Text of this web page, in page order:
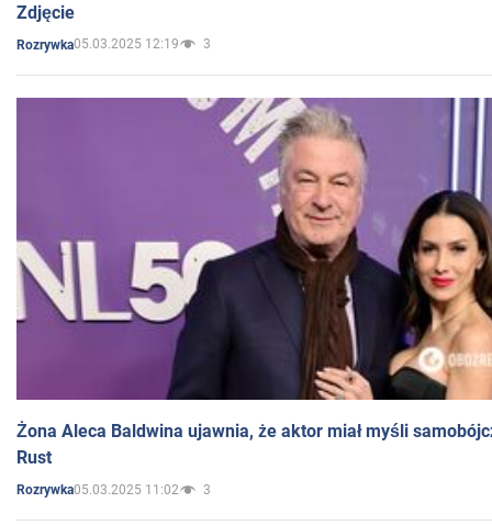
Zdjęcie
Rozrywka05.03.2025 12:19 3
Żona Aleca Baldwina ujawnia, że aktor miał myśli
Rust
Rozrywka05.03.2025 11:02 3